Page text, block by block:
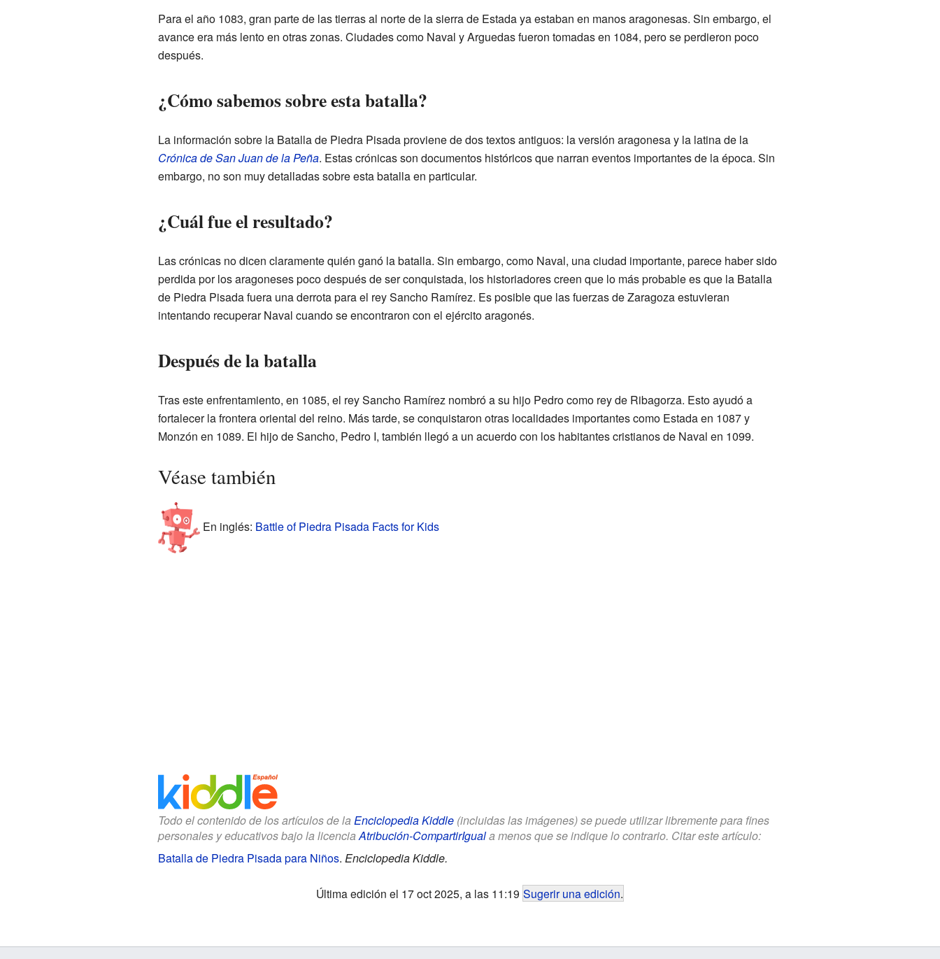
Para el año 1083, gran parte de las tierras al norte de la sierra de Estada ya estaban en manos aragonesas. Sin embargo, el
avance era más lento en otras zonas. Ciudades como Naval y Arguedas fueron tomadas en 1084, pero se perdieron poco
después.
¿Cómo sabemos sobre esta batalla?
La información sobre la Batalla de Piedra Pisada proviene de dos textos antiguos: la versión aragonesa y la latina de la
Crónica de San Juan de la Peña. Estas crónicas son documentos históricos que narran eventos importantes de la época. Sin
embargo, no son muy detalladas sobre esta batalla en particular.
¿Cuál fue el resultado?
Las crónicas no dicen claramente quién ganó la batalla. Sin embargo, como Naval, una ciudad importante, parece haber sido
perdida por los aragoneses poco después de ser conquistada, los historiadores creen que lo más probable es que la Batalla
de Piedra Pisada fuera una derrota para el rey Sancho Ramírez. Es posible que las fuerzas de Zaragoza estuvieran
intentando recuperar Naval cuando se encontraron con el ejército aragonés.
Después de la batalla
Tras este enfrentamiento, en 1085, el rey Sancho Ramírez nombró a su hijo Pedro como rey de Ribagorza. Esto ayudó a
fortalecer la frontera oriental del reino. Más tarde, se conquistaron otras localidades importantes como Estada en 1087 y
Monzón en 1089. El hijo de Sancho, Pedro I, también llegó a un acuerdo con los habitantes cristianos de Naval en 1099.
Véase también
En inglés: Battle of Piedra Pisada Facts for Kids
Todo el contenido de los artículos de la Enciclopedia Kiddle(incluidas las imágenes) se puede utilizar libremente para fines
personales y educativos bajo la licenciaAtribución-CompartirIguala menos que se indique lo contrario. Citar este artículo:
Batalla de Piedra Pisada para Niños. Enciclopedia Kiddle.
Última edición el 17 oct 2025, a las 11:19 Sugerir una edición.